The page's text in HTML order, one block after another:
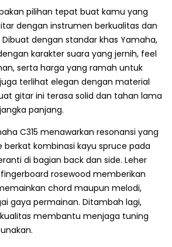
pilihan tepat buat kamu yang
dengan instrumen berkualitas dan
dengan standar khas Yamaha,
karakter suara yang jernih, feel
serta harga yang ramah untuk
terlihat elegan dengan material
gitar ini terasa solid dan tahan lama
panjang.
C315 menawarkan resonansi yang
kombinasi kayu spruce pada
di bagian back dan side. Leher
rosewood memberikan
chord maupun melodi,
gaya permainan. Ditambah lagi,
membantu menjaga tuning